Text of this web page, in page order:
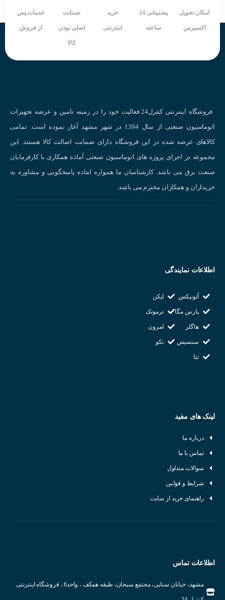
امکان تحویل
اکسپرس
پشتیبانی 24
ساعته
خرید
اینترنتی
ضمانت
اصلی بودن
کالا
خدمات پس
از فروش
فروشگاه اینترنتی کنترل24 فعالیت خود را در زمینه تامین و عرضه تجهیزات
اتوماسیون صنعتی از سال 1394 در شهر مشهد آغاز نموده است. تمامی
کالاهای عرضه شده در این فروشگاه دارای ضمانت اصالت کالا هستند. این
مجموعه در اجرای پروژه های اتوماسیون صنعتی آماده همکاری با کارفرمایان
صنعت برق می باشد. کارشناسان ما همواره اماده پاسخگویی و مشاوره به
خریداران و همکاران محترم می باشد.
اطلاعات نمایندگی
آتونیکس
پارس مگا
هاگلر
سنسیس
تتا
اپکن
ترموتک
امرون
تکو
لینک های مفید
درباره ما
تماس با ما
سوالات متداول
شرایط و قوانین
راهنمای خرید از سایت
اطلاعات تماس
مشهد، خیابان سنایی، مجتمع سبحان، طبقه همکف ، واحد6 ، فروشگاه اینترنتی